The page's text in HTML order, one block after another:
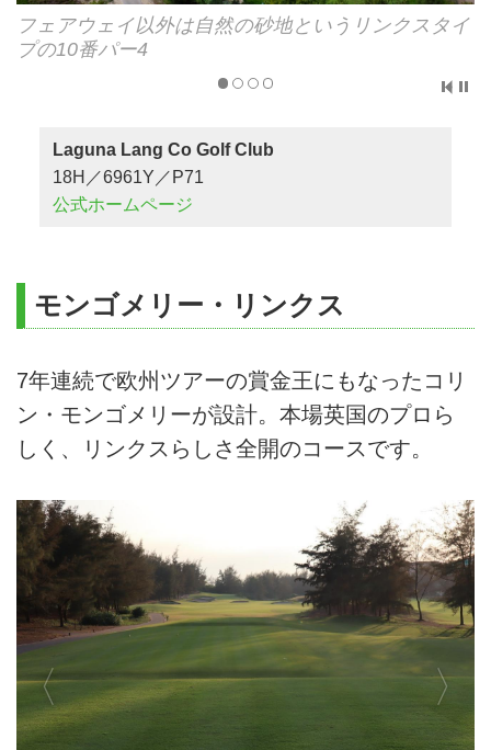
8番パー3は海沿いのホール
Laguna Lang Co Golf Club
18H／6961Y／P71
公式ホームページ
モンゴメリー・リンクス
7年連続で欧州ツアーの賞金王にもなったコリ
ン・モンゴメリーが設計。本場英国のプロら
しく、リンクスらしさ全開のコースです。